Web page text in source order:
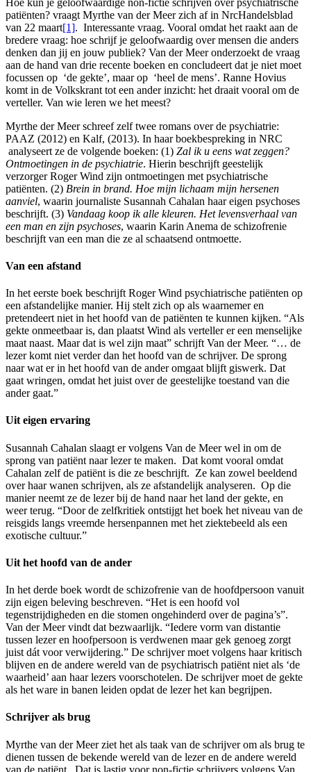
patiënten? vraagt Myrthe van der Meer zich af in NrcHandelsblad
van 22 maart[1]. Interessante vraag. Vooral omdat het raakt aan de
bredere vraag: hoe schrijf je geloofwaardig over mensen die anders
denken dan jij en jouw publiek? Van der Meer onderzoekt de vraag
aan de hand van drie recente boeken en concludeert dat je niet moet
focussen op ‘de gekte’, maar op ‘heel de mens’. Ranne Hovius
komt in de Volkskrant tot een ander inzicht: het draait vooral om de
verteller. Van wie leren we het meest?
Myrthe der Meer schreef zelf twee romans over de psychiatrie:
PAAZ (2012) en Kalf, (2013). In haar boekbespreking in NRC
analyseert ze de volgende boeken: (1) Zal ik u eens wat zeggen?
Ontmoetingen in de psychiatrie. Hierin beschrijft geestelijk
verzorger Roger Wind zijn ontmoetingen met psychiatrische
patiënten. (2) Brein in brand. Hoe mijn lichaam mijn hersenen
aanviel, waarin journaliste Susannah Cahalan haar eigen psychoses
beschrijft. (3) Vandaag koop ik alle kleuren. Het levensverhaal van
een man en zijn psychoses, waarin Karin Anema de schizofrenie
beschrijft van een man die ze al schaatsend ontmoette.
Van een afstand
In het eerste boek beschrijft Roger Wind psychiatrische patiënten op
een afstandelijke manier. Hij stelt zich op als waarnemer en
pretendeert niet in het hoofd van de patiënten te kunnen kijken. “Als
gekte onmeetbaar is, dan plaatst Wind als verteller er een menselijke
maat naast. Maar dat is wel zijn maat” schrijft Van der Meer. “… de
lezer komt niet verder dan het hoofd van de schrijver. De sprong
naar wat er in het hoofd van de ander omgaat blijft giswerk. Dat
gaat wringen, omdat het juist over de geestelijke toestand van die
ander gaat.”
Uit eigen ervaring
Susannah Cahalan slaagt er volgens Van de Meer wel in om de
sprong van patiënt naar lezer te maken. Dat komt vooral omdat
Cahalan zelf de patiënt is die ze beschrijft. Ze kan zowel beeldend
over haar wanen schrijven, als ze afstandelijk analyseren. Op die
manier neemt ze de lezer bij de hand naar het land der gekte, en
weer terug. “Door de zelfkritiek ontstijgt het boek het niveau van de
reisgids langs vreemde hersenpannen met het ziektebeeld als een
exotische cultuur.”
Uit het hoofd van de ander
In het derde boek wordt de schizofrenie van de hoofdpersoon vanuit
zijn eigen beleving beschreven. “Het is een hoofd vol
tegenstrijdigheden en die stomen ongehinderd over de pagina’s”.
Van der Meer vindt dat bezwaarlijk. “Iedere vorm van distantie
tussen lezer en hoofpersoon is verdwenen maar gek genoeg zorgt
juist dát voor verwijdering.” De schrijver moet volgens haar kritisch
blijven en de andere wereld van de psychiatrisch patiënt niet als ‘de
waarheid’ aan haar lezers voorschotelen. De schrijver moet de gekte
als het ware in banen leiden opdat de lezer het kan begrijpen.
Schrijver als brug
Myrthe van der Meer ziet het als taak van de schrijver om als brug te
dienen tussen de bekende wereld van de lezer en de andere wereld
van de patiënt. Dat is lastig voor non-fictie schrijvers volgens Van